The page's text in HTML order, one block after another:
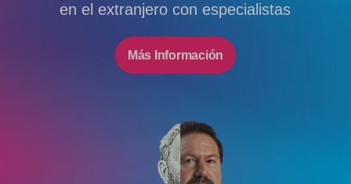
en el extranjero con especialistas
Más Información